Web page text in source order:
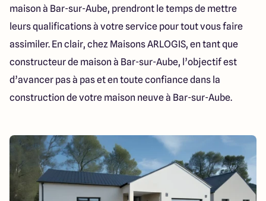
maison à Bar-sur-Aube, prendront le temps de mettre
leurs qualifications à votre service pour tout vous faire
assimiler. En clair, chez Maisons ARLOGIS, en tant que
constructeur de maison à Bar-sur-Aube, l’objectif est
d’avancer pas à pas et en toute confiance dans la
construction de votre maison neuve à Bar-sur-Aube.